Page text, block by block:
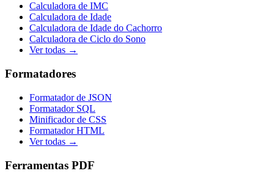
Calculadora de IMC
Calculadora de Idade
Calculadora de Idade do Cachorro
Calculadora de Ciclo do Sono
Ver todas →
Formatadores
Formatador de JSON
Formatador SQL
Minificador de CSS
Formatador HTML
Ver todas →
Ferramentas PDF